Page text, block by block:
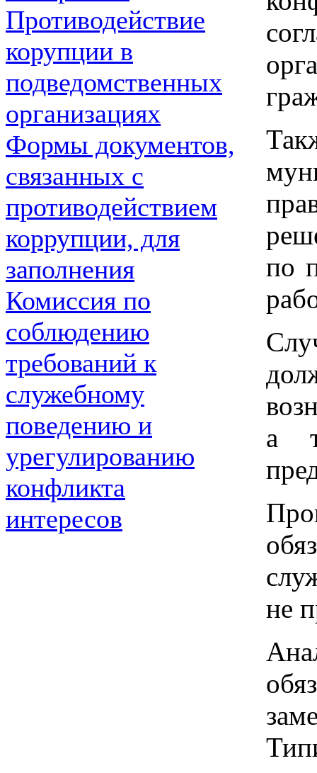
Противодействие
корупции в
подведомственных
организациях
Формы документов,
связанных с
противодействием
коррупции, для
заполнения
Комиссия по
соблюдению
требований к
служебному
поведению и
урегулированию
конфликта
интересов
по
а
не